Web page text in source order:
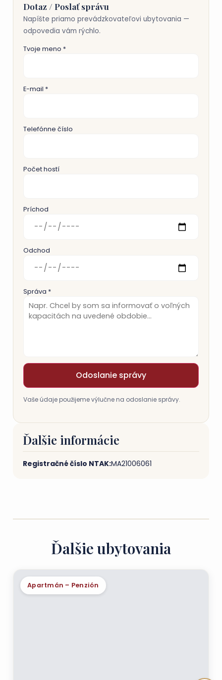
Dotaz / Poslať správu
Napíšte priamo prevádzkovateľovi ubytovania —
odpovedia vám rýchlo.
Tvoje meno *
E-mail *
Telefónne číslo
Počet hostí
Príchod
Odchod
Správa *
Odoslanie správy
Vaše údaje použijeme výlučne na odoslanie správy.
Ďalšie informácie
Registračné číslo NTAK:MA21006061
Ďalšie ubytovania
Apartmán – Penzión